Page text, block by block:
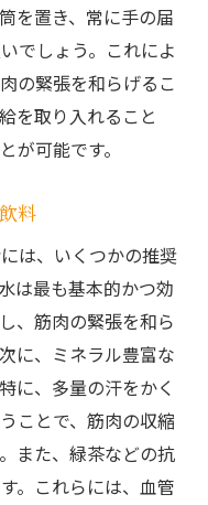
を置き、常に手の届
でしょう。これによ
の緊張を和らげるこ
を取り入れること
が可能です。
料
は、いくつかの推奨
は最も基本的かつ効
、筋肉の緊張を和ら
に、ミネラル豊富な
に、多量の汗をかく
ことで、筋肉の収縮
また、緑茶などの抗
。これらには、血管